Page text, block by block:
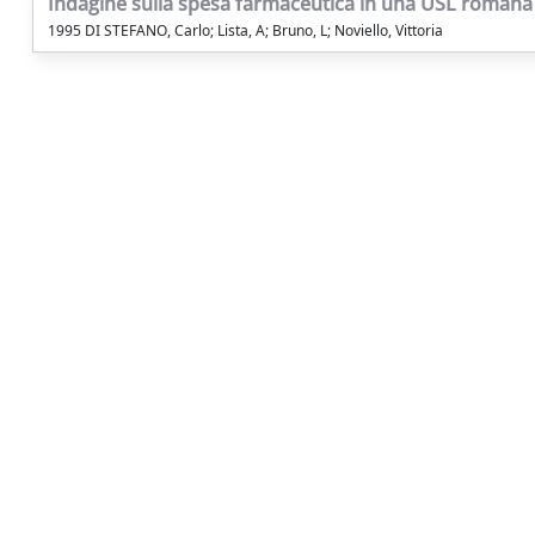
1995 DI STEFANO, Carlo; Lista, A; Bruno, L; Noviello, Vittoria